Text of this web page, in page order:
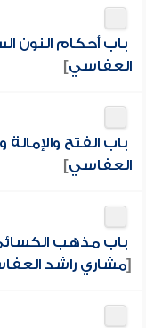
باب أحكام النون
العفاسي]
باب الفتح
العفاسي]
باب مذهب
[مشاري راشد